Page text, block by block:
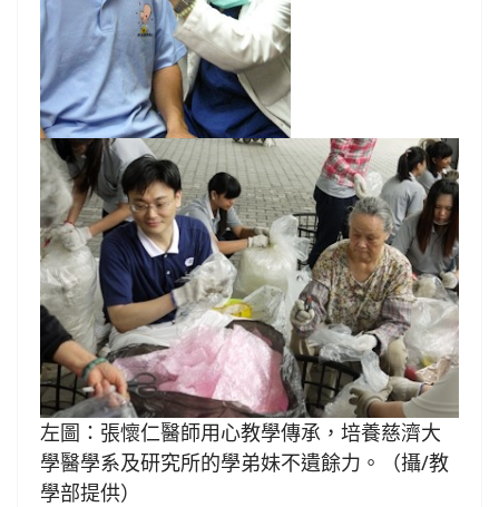
左圖：張懷仁醫師用心教學傳承，培養慈濟大
學醫學系及研究所的學弟妹不遺餘力。（攝/教
學部提供）